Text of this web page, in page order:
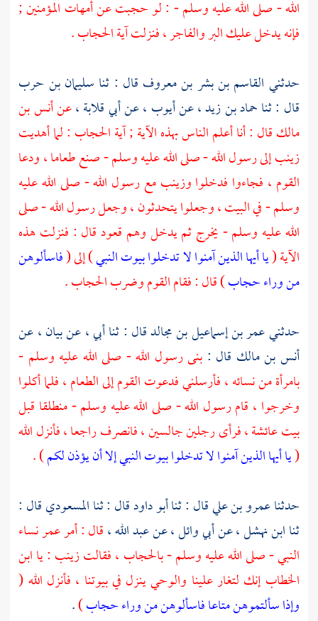
الله - صلى الله عليه وسلم - : لو حجبت عن أمهات المؤمنين ;
فإنه يدخل عليك البر والفاجر ، فنزلت آية الحجاب .
حدثني القاسم بن بشر بن معروف قال : ثنا سليمان بن حرب
قال : ثناحماد بن زيد ،عنأيوب ،عنأبي قلابة ،عنأنس بن
مالكقال : أنا أعلم الناس بهذه الآية ; آية الحجاب : لما أهديت
زينبإلى رسول الله - صلى الله عليه وسلم - صنع طعاما ، ودعا
القوم ، فجاءوا فدخلواوزينبمع رسول الله - صلى الله عليه
وسلم - في البيت ، وجعلوا يتحدثون ، وجعل رسول الله - صلى
الله عليه وسلم - يخرج ثم يدخل وهم قعود قال : فنزلت هذه
الآية (يا أيها الذين آمنوا لا تدخلوا بيوت النبي) إلى (فاسألوهن
من وراء حجاب) قال : فقام القوم وضرب الحجاب .
حدثنيعمر بن إسماعيل بن مجالدقال : ثنا أبي ، عنبيان ،عن
أنس بن مالك قال : بنى رسول الله - صلى الله عليه وسلم -
بامرأة من نسائه ، فأرسلني فدعوت القوم إلى الطعام ، فلما أكلوا
وخرجوا ، قام رسول الله - صلى الله عليه وسلم - منطلقا قبل
بيتعائشة ،فرأى رجلين جالسين ، فانصرف راجعا ، فأنزل الله
(يا أيها الذين آمنوا لا تدخلوا بيوت النبي إلا أن يؤذن لكم) .
حدثناعمرو بن عليقال : ثناأبو داودقال : ثناالمسعوديقال :
ثناابن نهشل ،عنأبي وائل ،عنعبد الله ،قال : أمرعمرنساء
النبي - صلى الله عليه وسلم - بالحجاب ، فقالتزينب : ياابن
الخطابإنك لتغار علينا والوحي ينزل في بيوتنا ، فأنزل الله (
وإذا سألتموهن متاعا فاسألوهن من وراء حجاب)
.